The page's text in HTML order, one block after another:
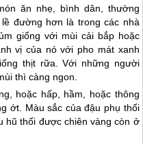
ăn nhẹ, bình dân, thường
đường hơn là trong các nhà
giống với mùi cải bắp hoặc
vị của nó với pho mát xanh
thịt rữa. Với những người
thì càng ngon.
hoặc hấp, hầm, hoặc thông
ớt. Màu sắc của đậu phụ thối
hũ thối được chiên vàng còn ở